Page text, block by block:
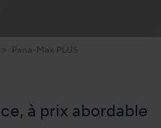
Pana-Max PLUS
à prix abordable